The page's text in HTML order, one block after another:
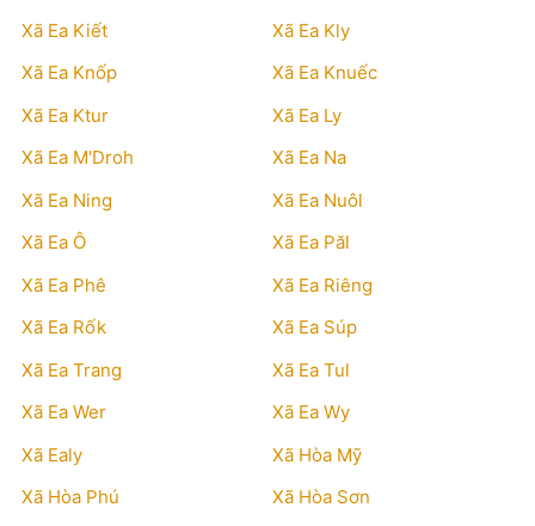
Xã Ea Kiết
Xã Ea Kly
Xã Ea Knốp
Xã Ea Knuếc
Xã Ea Ktur
Xã Ea Ly
Xã Ea M'Droh
Xã Ea Na
Xã Ea Ning
Xã Ea Nuôl
Xã Ea Ô
Xã Ea Păl
Xã Ea Phê
Xã Ea Riêng
Xã Ea Rốk
Xã Ea Súp
Xã Ea Trang
Xã Ea Tul
Xã Ea Wer
Xã Ea Wy
Xã Ealy
Xã Hòa Mỹ
Xã Hòa Phú
Xã Hòa Sơn